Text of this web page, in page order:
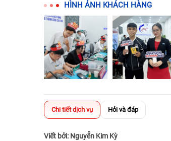
HÌNH ẢNH KHÁCH HÀNG
Chi tiết dịch vụ Hỏi và đáp
Viết bởi: Nguyễn Kim Kỳ